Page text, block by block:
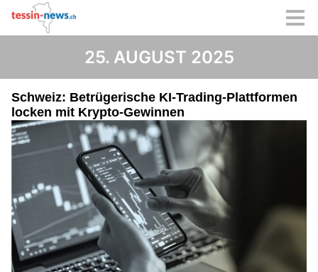
25. AUGUST 2025
Schweiz: Betrügerische KI-Trading-Plattformen
locken mit Krypto-Gewinnen